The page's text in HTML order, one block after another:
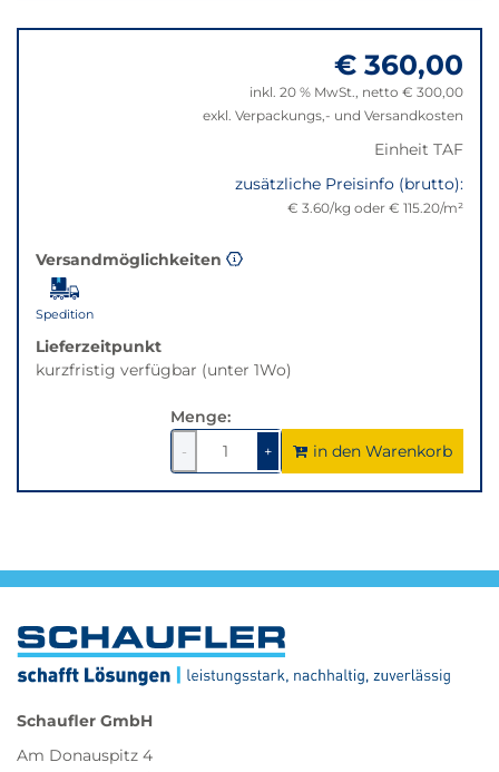
der
zu
€ 360,00
inkl. 20 % MwSt., netto € 300,00
exkl. Verpackungs,- und Versandkosten
Einheit TAF
zusätzliche Preisinfo (brutto):
€ 3.60/kg oder € 115.20/m²
Versandmöglichkeiten
Spedition
Lieferzeitpunkt
kurzfristig verfügbar (unter 1Wo)
Menge:
-
1
verringern
+1um
1
erhöhen
in den Warenkorb
Schaufler GmbH
Am Donauspitz 4